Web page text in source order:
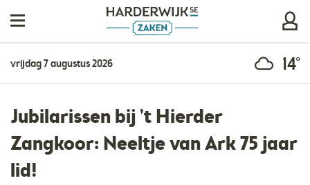
vrijdag 7 augustus 2026 14°
Jubilarissen bij 't Hierder
Zangkoor: Neeltje van Ark 75 jaar
lid!